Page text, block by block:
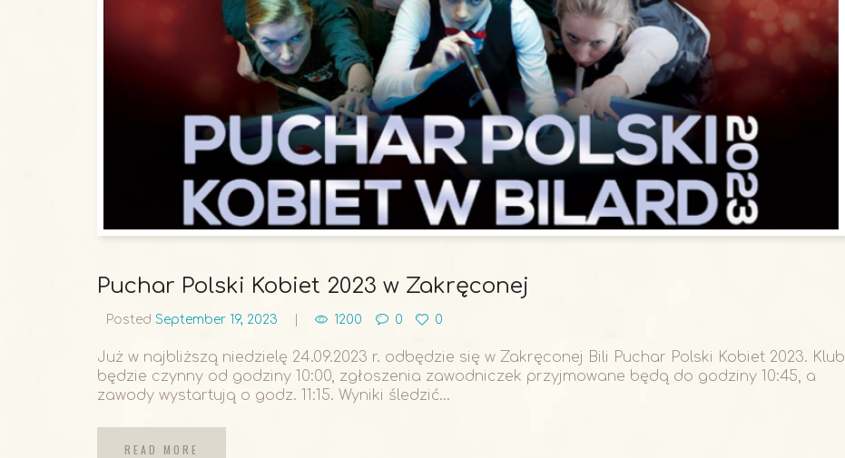
Puchar Polski Kobiet 2023 w Zakręconej
Posted September 19, 2023 1200 0 0
Już w najbliższą niedzielę 24.09.2023 r. odbędzie się w Zakręconej Bili Puchar Polski Kobiet 2023. Klub
będzie czynny od godziny 10:00, zgłoszenia zawodniczek przyjmowane będą do godziny 10:45, a
zawody wystartują o godz. 11:15. Wyniki śledzić...
READ MORE